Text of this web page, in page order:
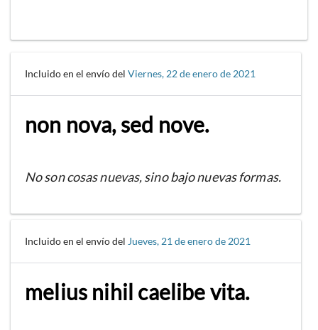
Incluido en el envío del Viernes, 22 de enero de 2021
non nova, sed nove.
No son cosas nuevas, sino bajo nuevas formas.
Incluido en el envío del Jueves, 21 de enero de 2021
melius nihil caelibe vita.